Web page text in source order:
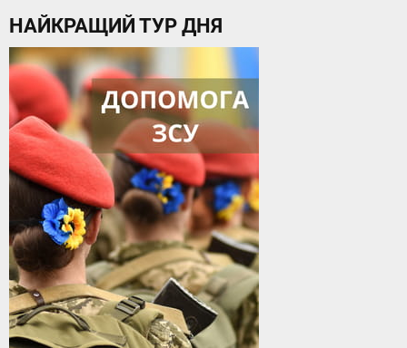
НАЙКРАЩИЙ ТУР ДНЯ